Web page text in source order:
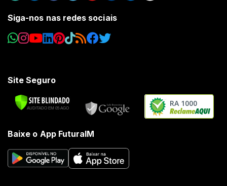
Siga-nos nas redes sociais
Site Seguro
RA 1000
Baixe o App FuturaIM